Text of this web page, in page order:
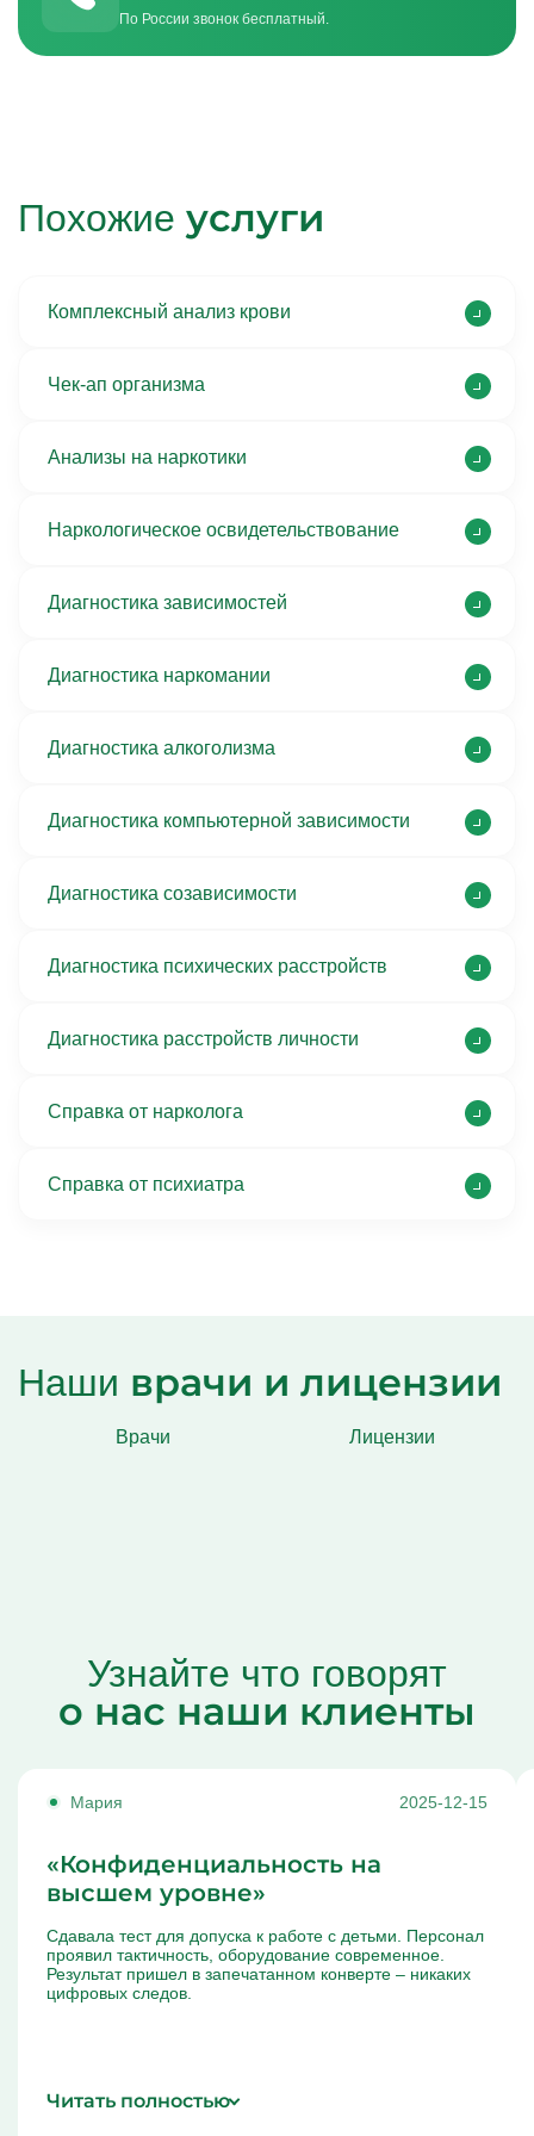
По России звонок бесплатный.
Похожие услуги
Комплексный анализ крови
Чек-ап организма
Анализы на наркотики
Наркологическое освидетельствование
Диагностика зависимостей
Диагностика наркомании
Диагностика алкоголизма
Диагностика компьютерной зависимости
Диагностика созависимости
Диагностика психических расстройств
Диагностика расстройств личности
Справка от нарколога
Справка от психиатра
Наши врачи и лицензии
Врачи Лицензии
Узнайте что говорят
о нас наши клиенты
Мария 2025-12-15
«Конфиденциальность на
высшем уровне»
Сдавала тест для допуска к работе с детьми. Персонал
проявил тактичность, оборудование современное.
Результат пришел в запечатанном конверте – никаких
цифровых следов.
Читать полностью